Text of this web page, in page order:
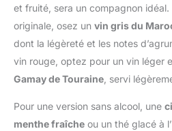
et fruité, sera un compagnon
originale, osez un vin gris du
dont la légèreté et les notes
vin rouge, optez pour un vin léger
Gamay de Touraine , servi
Pour une version sans alcool, une
menthe fraîche ou un thé glacé à